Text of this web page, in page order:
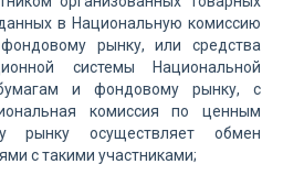
в Национальную комиссию
рынку, или средства
системы Национальной
и фондовому рынку, с
комиссия по ценным
рынку осуществляет обмен
с такими участниками;